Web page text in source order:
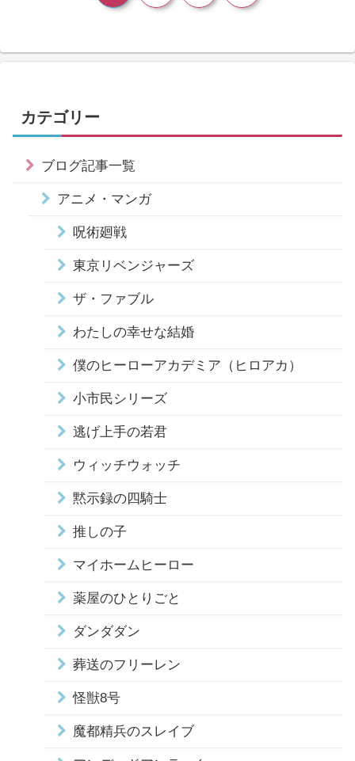
カテゴリー
ブログ記事一覧
アニメ・マンガ
呪術廻戦
東京リベンジャーズ
ザ・ファブル
わたしの幸せな結婚
僕のヒーローアカデミア（ヒロアカ）
小市民シリーズ
逃げ上手の若君
ウィッチウォッチ
黙示録の四騎士
推しの子
マイホームヒーロー
薬屋のひとりごと
ダンダダン
葬送のフリーレン
怪獣8号
魔都精兵のスレイブ